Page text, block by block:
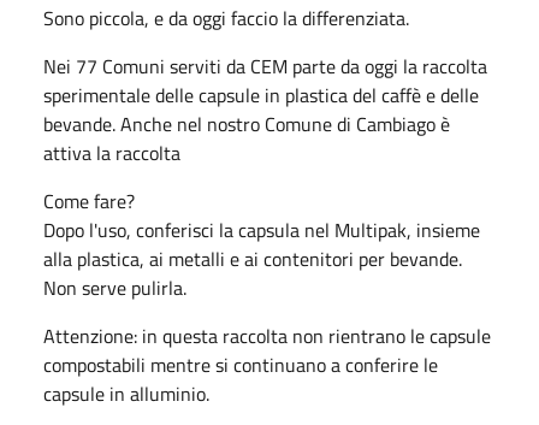
Sono piccola, e da oggi faccio la differenziata.
Nei 77 Comuni serviti da CEM parte da oggi la raccolta
sperimentale delle capsule in plastica del caffè e delle
bevande. Anche nel nostro Comune di Cambiagoè
attiva la raccolta
Come fare?
Dopo l'uso, conferisci la capsula nel Multipak, insieme
alla plastica, ai metalli e ai contenitori per bevande.
Non serve pulirla.
Attenzione: in questa raccolta non rientrano le capsule
compostabili mentre si continuano a conferire le
capsule in alluminio.